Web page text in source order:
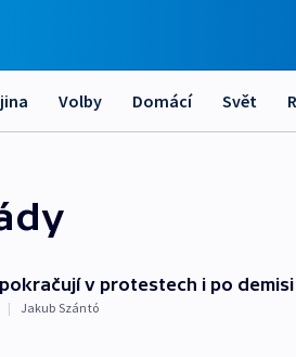
Volby Domácí Svět
v protestech i po
| Jakub Szántó